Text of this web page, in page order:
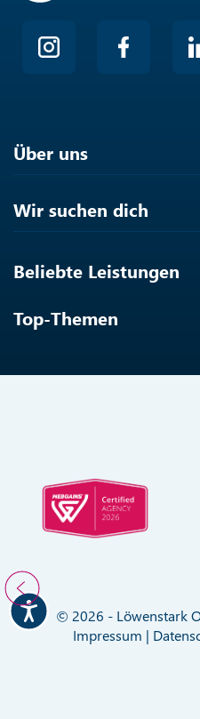
Über uns
Wir suchen dich
Beliebte Leistungen
Top-Themen
© 2026 - Löwenstark
Impressum |